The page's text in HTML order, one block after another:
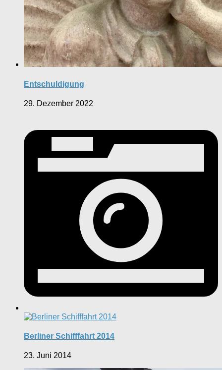
Entschuldigung
29. Dezember 2022
Berliner Schifffahrt 2014
23. Juni 2014